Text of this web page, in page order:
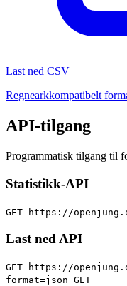
Last ned CSV
Regnearkkompatibelt
API-tilgang
Programmatisk tilgang til
Statistikk-API
GET https://
Last ned API
GET https://
format=json GET